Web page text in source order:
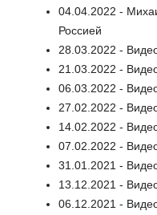
04.04.2022 -
Россией
28.03.2022 -
21.03.2022 -
06.03.2022 -
27.02.2022 -
14.02.2022 -
07.02.2022 -
31.01.2021 -
13.12.2021 -
06.12.2021 -